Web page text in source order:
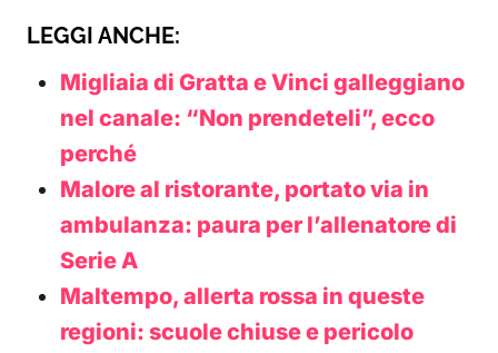
LEGGI ANCHE:
Migliaia di Gratta e Vinci galleggiano
nel canale: “Non prendeteli”, ecco
perché
Malore al ristorante, portato via in
ambulanza: paura per l’allenatore di
Serie A
Maltempo, allerta rossa in queste
regioni: scuole chiuse e pericolo